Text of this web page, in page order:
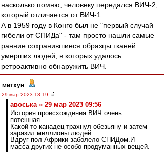
насколько помню, человеку передался ВИЧ-2,
который отличается от ВИЧ-1.
А в 1959 году в Конго был не "первый случай
гибели от СПИДа" - там просто нашли самые
ранние сохранившиеся образцы тканей
умерших людей, в которых удалось
ретроактивно обнаружить ВИЧ.
митхун -
29 мар 2023 13:19
авоська » 29 мар 2023 09:56
История происхождения ВИЧ очень
потешная.
Какой-то канадец трахнул обезьяну и затем
заразил миллионы людей.
Вдруг пол-Африки заболело СПИДом.И
масса других не особо продуманных вещей.